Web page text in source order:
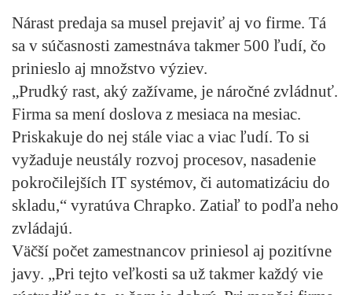
Nárast predaja sa musel prejaviť aj vo firme. Tá
sa v súčasnosti zamestnáva takmer 500 ľudí, čo
prinieslo aj množstvo výziev.
„Prudký rast, aký zažívame, je náročné zvládnuť.
Firma sa mení doslova z mesiaca na mesiac.
Priskakuje do nej stále viac a viac ľudí. To si
vyžaduje neustály rozvoj procesov, nasadenie
pokročilejších IT systémov, či automatizáciu do
skladu,“ vyratúva Chrapko. Zatiaľ to podľa neho
zvládajú.
Väčší počet zamestnancov priniesol aj pozitívne
javy. „Pri tejto veľkosti sa už takmer každý vie